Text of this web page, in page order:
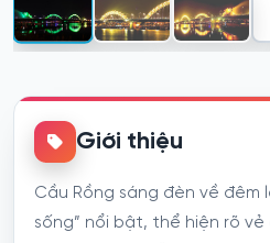
Giới thiệu
Cầu Rồng sáng đèn về đêm
sống” nổi bật, thể hiện rõ